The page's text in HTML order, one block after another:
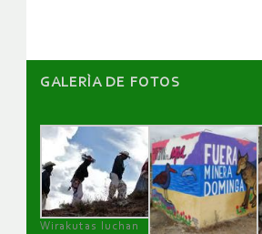
GALERÌA DE FOTOS
Wirakutas luchan